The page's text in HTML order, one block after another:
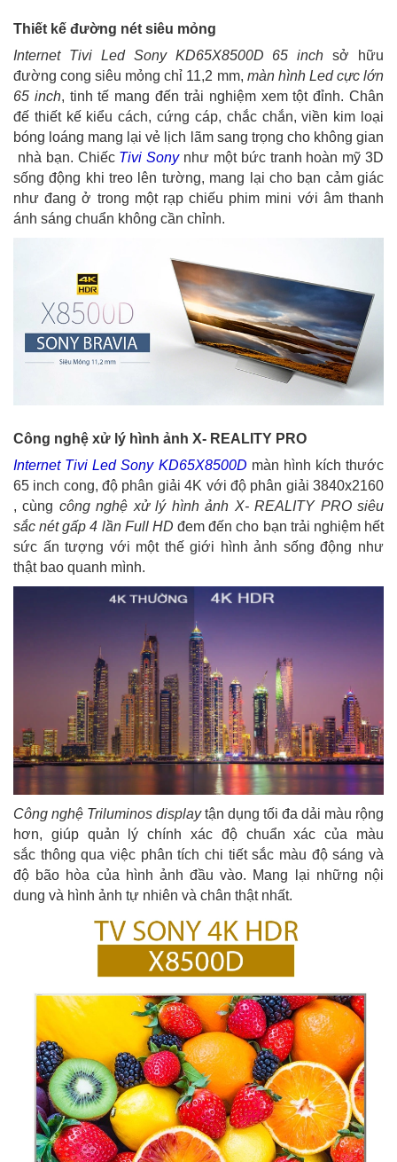
Thiết kế đường nét siêu mỏng
Internet Tivi Led Sony KD65X8500D 65 inch sở hữu
đường cong siêu mỏng chỉ 11,2 mm, màn hình Led cực lớn
65 inch, tinh tế mang đến trải nghiệm xem tột đỉnh. Chân
đế thiết kế kiểu cách, cứng cáp, chắc chắn, viền kim loại
bóng loáng mang lại vẻ lịch lãm sang trọng cho không gian
nhà bạn. Chiếc Tivi Sonynhư một bức tranh hoàn mỹ 3D
sống động khi treo lên tường, mang lại cho bạn cảm giác
như đang ở trong một rạp chiếu phim mini với âm thanh
ánh sáng chuẩn không cần chỉnh.
Công nghệ xử lý hình ảnh X- REALITY PRO
Internet Tivi Led Sony KD65X8500D màn hình kích thước
65 inch cong, độ phân giải 4K với độ phân giải 3840x2160
, cùng công nghệ xử lý hình ảnh X- REALITY PRO siêu
sắc nét gấp 4 lần Full HD đem đến cho bạn trải nghiệm hết
sức ấn tượng với một thế giới hình ảnh sống động như
thật bao quanh mình.
Công nghệ Triluminos displaytận dụng tối đa dải màu rộng
hơn, giúp quản lý chính xác độ chuẩn xác của màu
sắc thông qua việc phân tích chi tiết sắc màu độ sáng và
độ bão hòa của hình ảnh đầu vào. Mang lại những nội
dung và hình ảnh tự nhiên và chân thật nhất.